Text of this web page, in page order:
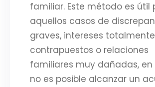
familiar. Este método es útil
aquellos casos de
graves, intereses totalmente
contrapuestos o relaciones
familiares muy dañadas, en
no es posible alcanzar un